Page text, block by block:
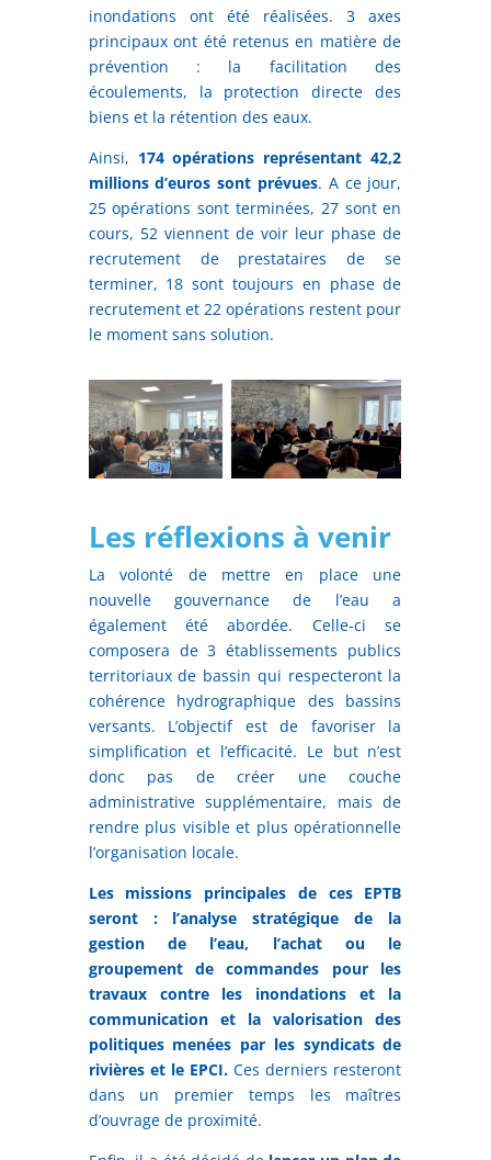
inondations ont été réalisées. 3 axes
principaux ont été retenus en matière de
prévention : la facilitation des
écoulements, la protection directe des
biens et la rétention des eaux.
Ainsi, 174 opérations représentant 42,2
millions d’euros sont prévues. A ce jour,
25 opérations sont terminées, 27 sont en
cours, 52 viennent de voir leur phase de
recrutement de prestataires de se
terminer, 18 sont toujours en phase de
recrutement et 22 opérations restent pour
le moment sans solution.
Les réflexions à venir
La volonté de mettre en place une
nouvelle gouvernance de l’eau a
également été abordée. Celle-ci se
composera de 3 établissements publics
territoriaux de bassin qui respecteront la
cohérence hydrographique des bassins
versants. L’objectif est de favoriser la
simplification et l’efficacité. Le but n’est
donc pas de créer une couche
administrative supplémentaire, mais de
rendre plus visible et plus opérationnelle
l’organisation locale.
Les missions principales de ces EPTB
seront : l’analyse stratégique de la
gestion de l’eau, l’achat ou le
groupement de commandes pour les
travaux contre les inondations et la
communication et la valorisation des
politiques menées par les syndicats de
rivières et le EPCI.Ces derniers resteront
dans un premier temps les maîtres
d’ouvrage de proximité.